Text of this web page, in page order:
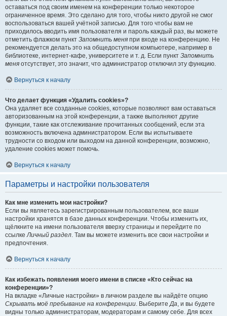
оставаться под своим именем на конференции только некоторое
ограниченное время. Это сделано для того, чтобы никто другой не смог
воспользоваться вашей учётной записью. Для того чтобы вам не
приходилось вводить имя пользователя и пароль каждый раз, вы можете
отметить флажком пункт Запомнить меня при входе на конференцию. Не
рекомендуется делать это на общедоступном компьютере, например в
библиотеке, интернет-кафе, университете и т. д. Если пункт Запомнить
меня отсутствует, это значит, что администратор отключил эту функцию.
Вернуться к началу
Что делает функция «Удалить cookies»?
Она удаляет все созданные cookies, которые позволяют вам оставаться
авторизованным на этой конференции, а также выполняют другие
функции, такие как отслеживание прочитанных сообщений, если эта
возможность включена администратором. Если вы испытываете
трудности со входом или выходом на данной конференции, возможно,
удаление cookies может помочь.
Вернуться к началу
Параметры и настройки пользователя
Как мне изменить мои настройки?
Если вы являетесь зарегистрированным пользователем, все ваши
настройки хранятся в базе данных конференции. Чтобы изменить их,
щёлкните на имени пользователя вверху страницы и перейдите по
ссылкеЛичный раздел. Там вы можете изменить все свои настройки и
предпочтения.
Вернуться к началу
Как избежать появления моего имени в списке «Кто сейчас на
конференции»?
На вкладке «Личные настройки» в личном разделе вы найдёте опцию
Скрывать моё пребывание на конференции. ВыберитеДа, и вы будете
видны только администраторам, модераторам и самому себе. Для всех